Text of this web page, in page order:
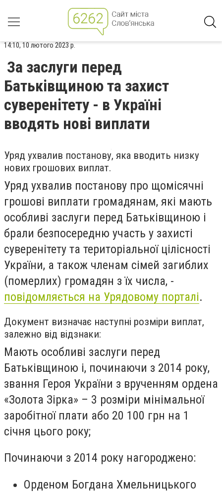
14:10, 10 лютого 2023 р.
За заслуги перед
Батьківщиною та захист
суверенітету - в Україні
вводять нові виплати
Уряд ухвалив постанову, яка вводить низку
нових грошових виплат.
Уряд ухвалив постанову про щомісячні
грошові виплати громадянам, які мають
особливі заслуги перед Батьківщиною і
брали безпосередню участь у захисті
суверенітету та територіальної цілісності
України, а також членам сімей загиблих
(померлих) громадян з їх числа, -
повідомляється на Урядовому порталі.
Документ визначає наступні розміри виплат,
залежно від відзнаки:
Мають особливі заслуги перед
Батьківщиною і, починаючи з 2014 року,
звання Героя України з врученням ордена
«Золота Зірка» – 3 розміри мінімальної
заробітної плати або 20 100 грн на 1
січня цього року;
Починаючи з 2014 року нагороджено:
Орденом Богдана Хмельницького